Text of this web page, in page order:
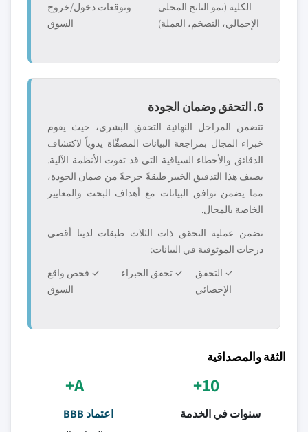
الكلية (نمو الناتج المحلي
الإجمالي، التضخم، العملة)
وتوقعات دخول/خروج
السوق
6. التحقق وضمان الجودة
تتضمن المراحل النهائية التحقق البشري، حيث يقوم
خبراء المجال بمراجعة البيانات المصفّاة يدوياً لاكتشاف
الدقائق والأخطاء السياقية التي قد تفوت الأنظمة الآلية.
يضيف هذا التدقيق الخبير طبقةً حرجةً من ضمان الجودة،
مما يضمن توافق البيانات مع أهداف البحث والمعايير
الخاصة بالمجال.
تضمن عملية التحقق ذات الثلاث طبقات لدينا أقصى
درجات الموثوقية في البيانات:
✓ التحقق
الإحصائي
✓ تحقق الخبراء
✓ فحص واقع
السوق
الثقة والمصداقية
10+
سنوات في الخدمة
A+
اعتماد BBB